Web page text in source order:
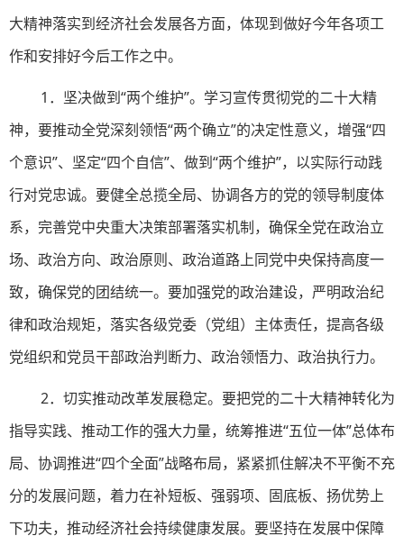
大精神落实到经济社会发展各方面，体现到做好今年各项工
作和安排好今后工作之中。
1．坚决做到“两个维护”。学习宣传贯彻党的二十大精
神，要推动全党深刻领悟“两个确立”的决定性意义，增强“四
个意识”、坚定“四个自信”、做到“两个维护”，以实际行动践
行对党忠诚。要健全总揽全局、协调各方的党的领导制度体
系，完善党中央重大决策部署落实机制，确保全党在政治立
场、政治方向、政治原则、政治道路上同党中央保持高度一
致，确保党的团结统一。要加强党的政治建设，严明政治纪
律和政治规矩，落实各级党委（党组）主体责任，提高各级
党组织和党员干部政治判断力、政治领悟力、政治执行力。
2．切实推动改革发展稳定。要把党的二十大精神转化为
指导实践、推动工作的强大力量，统筹推进“五位一体”总体布
局、协调推进“四个全面”战略布局，紧紧抓住解决不平衡不充
分的发展问题，着力在补短板、强弱项、固底板、扬优势上
下功夫，推动经济社会持续健康发展。要坚持在发展中保障